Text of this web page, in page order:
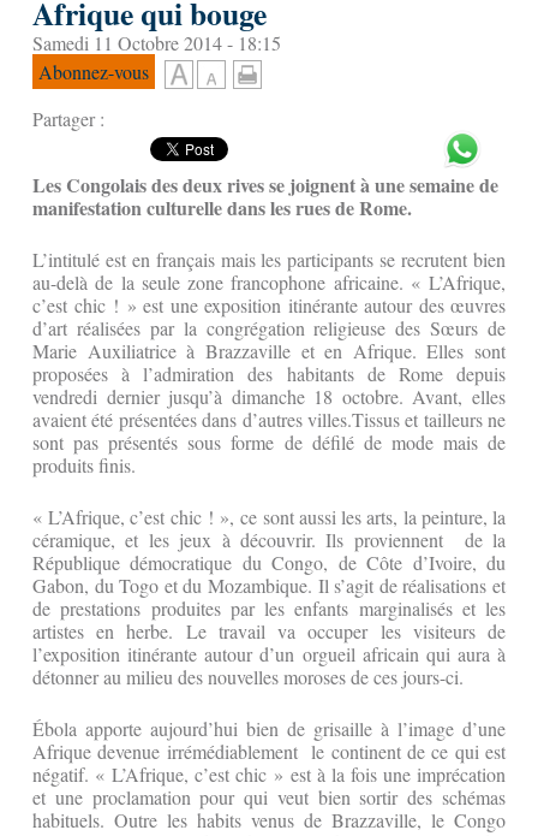
Afrique qui bouge
Samedi 11 Octobre 2014 - 18:15
Abonnez-vous
Partager :
Les Congolais des deux rives se joignent à une semaine de
manifestation culturelle dans les rues de Rome.
L’intitulé est en français mais les participants se recrutent bien
au-delà de la seule zone francophone africaine. « L’Afrique,
c’est chic ! » est une exposition itinérante autour des œuvres
d’art réalisées par la congrégation religieuse des Sœurs de
Marie Auxiliatrice à Brazzaville et en Afrique. Elles sont
proposées à l’admiration des habitants de Rome depuis
vendredi dernier jusqu’à dimanche 18 octobre. Avant, elles
avaient été présentées dans d’autres villes.Tissus et tailleurs ne
sont pas présentés sous forme de défilé de mode mais de
produits finis.
« L’Afrique, c’est chic ! », ce sont aussi les arts, la peinture, la
céramique, et les jeux à découvrir. Ils proviennent de la
République démocratique du Congo, de Côte d’Ivoire, du
Gabon, du Togo et du Mozambique. Il s’agit de réalisations et
de prestations produites par les enfants marginalisés et les
artistes en herbe. Le travail va occuper les visiteurs de
l’exposition itinérante autour d’un orgueil africain qui aura à
détonner au milieu des nouvelles moroses de ces jours-ci.
Ébola apporte aujourd’hui bien de grisaille à l’image d’une
Afrique devenue irrémédiablement le continent de ce qui est
négatif. « L’Afrique, c’est chic » est à la fois une imprécation
et une proclamation pour qui veut bien sortir des schémas
habituels. Outre les habits venus de Brazzaville, le Congo